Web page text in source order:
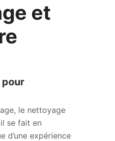
et
pour
le nettoyage
se fait en
d’une expérience